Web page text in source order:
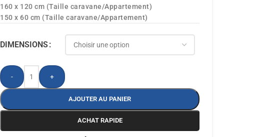
160 x 120 cm (Taille caravane/Appartement)
150 x 60 cm (Taille caravane/Appartement)
DIMENSIONS
- +
AJOUTER AU PANIER
ACHAT RAPIDE